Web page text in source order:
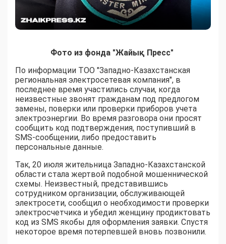
Фото из фонда "Жайық Пресс"
По информации ТОО "Западно-Казахстанская
региональная электросетевая компания", в
последнее время участились случаи, когда
неизвестные звонят гражданам под предлогом
замены, поверки или проверки приборов учета
электроэнергии. Во время разговора они просят
сообщить код подтверждения, поступивший в
SMS-сообщении, либо предоставить
персональные данные.
Так, 20 июля жительница Западно-Казахстанской
области стала жертвой подобной мошеннической
схемы. Неизвестный, представившись
сотрудником организации, обслуживающей
электросети, сообщил о необходимости проверки
электросчетчика и убедил женщину продиктовать
код из SMS якобы для оформления заявки. Спустя
некоторое время потерпевшей вновь позвонили.